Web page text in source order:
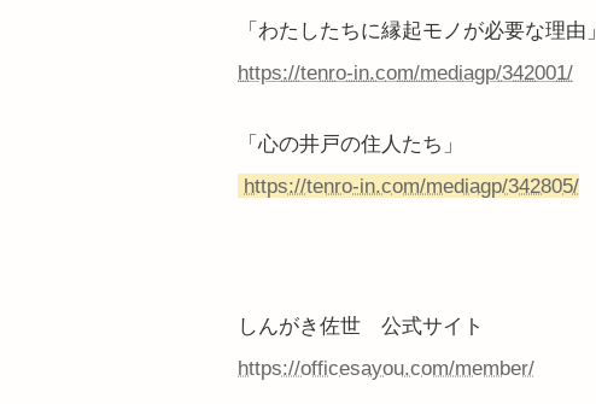
「わたしたちに縁起モノが必要な理由」
https://tenro-in.com/mediagp/342001/
「心の井戸の住人たち」
https://tenro-in.com/mediagp/342805/
しんがき佐世 公式サイト
https://officesayou.com/member/